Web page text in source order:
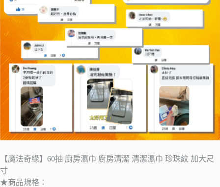
【魔法奇緣】60抽 廚房濕巾 廚房清潔 清潔濕巾 珍珠紋 加大尺
寸
★商品規格：